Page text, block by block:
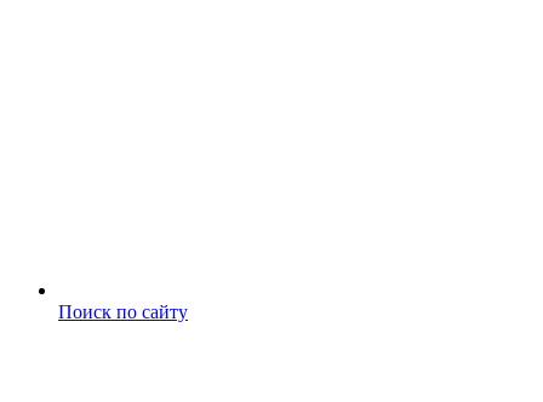
Поиск по сайту